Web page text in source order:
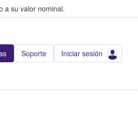
a su valor nominal.
Soporte Iniciar sesión